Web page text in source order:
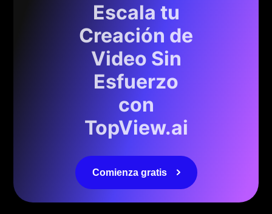
Escala tu
Creación de
Video Sin
Esfuerzo
con
TopView.ai
Comienza gratis